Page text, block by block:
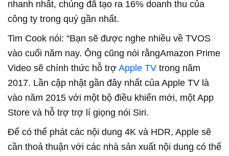
nhanh nhất, chúng đã tạo ra 16% doanh thu của
công ty trong quý gần nhất.
Tim Cook nói: “Bạn sẽ được nghe nhiều về TVOS
vào cuối năm nay. Ông cũng nói rằngAmazon Prime
Video sẽ chính thức hỗ trợ Apple TV trong năm
2017. Lần cập nhật gần đây nhất của Apple TV là
vào năm 2015 với một bộ điều khiển mới, một App
Store và hỗ trợ trợ lí giọng nói Siri.
Để có thể phát các nội dung 4K và HDR, Apple sẽ
cần thoả thuận với các nhà sản xuất nội dung có thể